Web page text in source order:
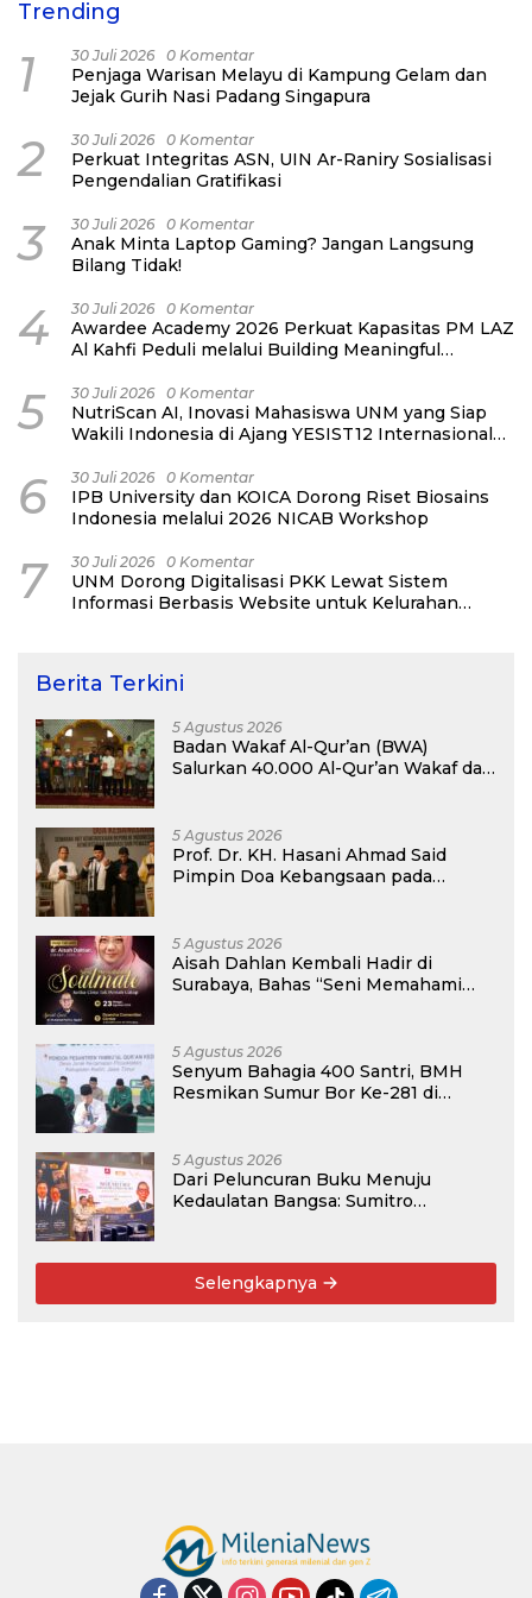
Trending
1 30 Juli 2026 0 Komentar
Penjaga Warisan Melayu di Kampung Gelam dan
Jejak Gurih Nasi Padang Singapura
2 30 Juli 2026 0 Komentar
Perkuat Integritas ASN, UIN Ar-Raniry Sosialisasi
Pengendalian Gratifikasi
3 30 Juli 2026 0 Komentar
Anak Minta Laptop Gaming? Jangan Langsung
Bilang Tidak!
4 30 Juli 2026 0 Komentar
Awardee Academy 2026 Perkuat Kapasitas PM LAZ
Al Kahfi Peduli melalui Building Meaningful
5 30 Juli 2026 0 Komentar
NutriScan AI, Inovasi Mahasiswa UNM yang Siap
Wakili Indonesia di Ajang YESIST12 Internasional
6 30 Juli 2026 0 Komentar
IPB University dan KOICA Dorong Riset Biosains
Indonesia melalui 2026 NICAB Workshop
7 30 Juli 2026 0 Komentar
UNM Dorong Digitalisasi PKK Lewat Sistem
Informasi Berbasis Website untuk Kelurahan
Berita Terkini
5 Agustus 2026
Badan Wakaf Al-Qur’an (BWA)
Salurkan 40.000 Al-Qur’an Wakaf dan
5 Agustus 2026
Prof. Dr. KH. Hasani Ahmad Said
Pimpin Doa Kebangsaan pada
Pemasyarakatan RI
5 Agustus 2026
Aisah Dahlan Kembali Hadir di
Surabaya, Bahas “Seni Memahami
5 Agustus 2026
Senyum Bahagia 400 Santri, BMH
Resmikan Sumur Bor Ke-281 di
5 Agustus 2026
Dari Peluncuran Buku Menuju
Kedaulatan Bangsa: Sumitro
Emas 2045
Selengkapnya